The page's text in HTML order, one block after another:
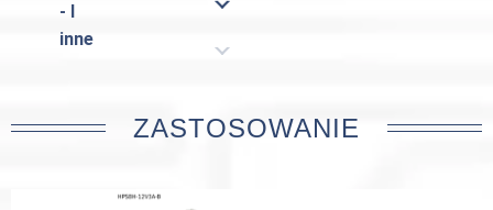
- I
inne
ZASTOSOWANIE